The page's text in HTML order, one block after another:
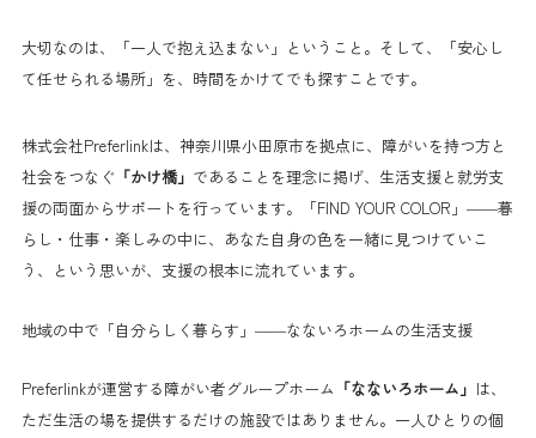
大切なのは、「一人で抱え込まない」ということ。そして、「安心し
て任せられる場所」を、時間をかけてでも探すことです。
株式会社Preferlinkは、神奈川県小田原市を拠点に、障がいを持つ方と
社会をつなぐ 「かけ橋」 であることを理念に掲げ、生活支援と就労支
援の両面からサポートを行っています。「FIND YOUR COLOR」——暮
らし・仕事・楽しみの中に、あなた自身の色を一緒に見つけていこ
う、という思いが、支援の根本に流れています。
地域の中で「自分らしく暮らす」——なないろホームの生活支援
Preferlinkが運営する障がい者グループホーム 「なないろホーム」 は、
ただ生活の場を提供するだけの施設ではありません。一人ひとりの個